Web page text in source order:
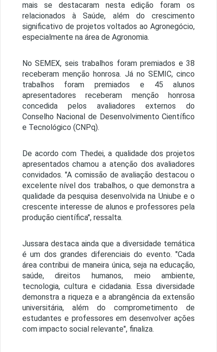
mais se destacaram nesta edição foram os
relacionados à Saúde, além do crescimento
significativo de projetos voltados ao Agronegócio,
especialmente na área de Agronomia.
No SEMEX, seis trabalhos foram premiados e 38
receberam menção honrosa. Já no SEMIC, cinco
trabalhos foram premiados e 45 alunos
apresentadores receberam menção honrosa
concedida pelos avaliadores externos do
Conselho Nacional de Desenvolvimento Científico
e Tecnológico (CNPq).
De acordo com Thedei, a qualidade dos projetos
apresentados chamou a atenção dos avaliadores
convidados. "A comissão de avaliação destacou o
excelente nível dos trabalhos, o que demonstra a
qualidade da pesquisa desenvolvida na Uniube e o
crescente interesse de alunos e professores pela
produção científica", ressalta.
Jussara destaca ainda que a diversidade temática
é um dos grandes diferenciais do evento. "Cada
área contribui de maneira única, seja na educação,
saúde, direitos humanos, meio ambiente,
tecnologia, cultura e cidadania. Essa diversidade
demonstra a riqueza e a abrangência da extensão
universitária, além do comprometimento de
estudantes e professores em desenvolver ações
com impacto social relevante", finaliza.